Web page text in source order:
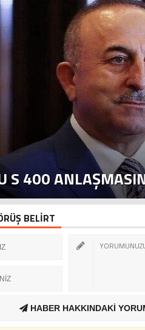
S 400
BELİRT
HABER HAKKINDAKİ